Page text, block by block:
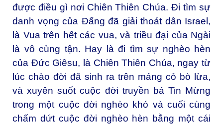
được điều gì nơi Chiên Thiên Chúa. Đi tìm sự
danh vọng của Đấng đã giải thoát dân Israel,
là Vua trên hết các vua, và triều đại của Ngài
là vô cùng tận. Hay là đi tìm sự nghèo hèn
của Đức Giêsu, là Chiên Thiên Chúa, ngay từ
lúc chào đời đã sinh ra trên máng cỏ bò lừa,
và xuyên suốt cuộc đời truyền bá Tin Mừng
trong một cuộc đời nghèo khó và cuối cùng
chấm dứt cuộc đời nghèo hèn bằng một cái